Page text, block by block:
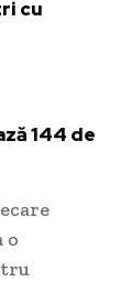
cu
144 de
o